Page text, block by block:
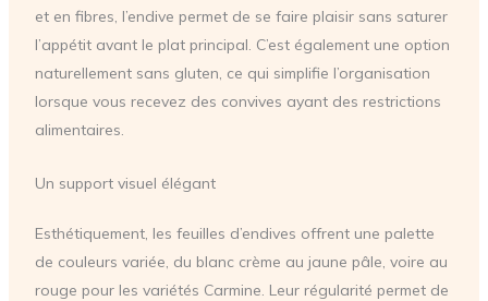
et en fibres, l’endive permet de se faire plaisir sans saturer
l’appétit avant le plat principal. C’est également une option
naturellement sans gluten, ce qui simplifie l’organisation
lorsque vous recevez des convives ayant des restrictions
alimentaires.
Un support visuel élégant
Esthétiquement, les feuilles d’endives offrent une palette
de couleurs variée, du blanc crème au jaune pâle, voire au
rouge pour les variétés Carmine. Leur régularité permet de